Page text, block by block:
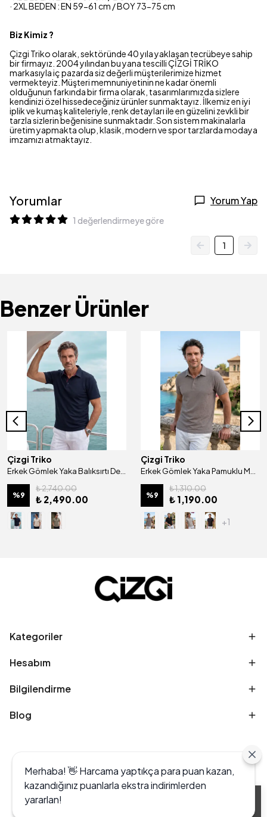
· 2XL BEDEN : EN 59-61 cm / BOY 73-75 cm
Biz Kimiz ?
Çizgi Triko olarak, sektöründe 40 yıla yaklaşan tecrübeye sahip
bir firmayız. 2004 yılından bu yana tescilli ÇİZGİ TRİKO
markasıyla iç pazarda siz değerli müşterilerimize hizmet
vermekteyiz. Müşteri memnuniyetinin ne kadar önemli
olduğunun farkında bir firma olarak, tasarımlarımızda sizlere
kendinizi özel hissedeceğiniz ürünler sunmaktayız. İlkemiz en iyi
iplik ve kumaş kaliteleriyle, renk detayları ile en güzelini zevkli bir
tarzla sizlerin beğenisine sunmaktadır. Son sistem makinalarla
üretim yapmakta olup, klasik, modern ve spor tarzlarda modaya
imzamızı atmaktayız.
Yorumlar Yorum Yap
1 değerlendirmeye göre
1
Benzer Ürünler
Çizgi Triko
Erkek Gömlek Yaka Balıksırtı Desenli Mısır Pamuğu Merserize Kagi Tişört Klasik Kalıp - 5321
%9
₺ 2,740.00
₺ 2,490.00
Çizgi Triko
Erkek Gömlek Yaka Pamuklu Merserize Kendinden Desenli Jakarlı Klasik Kalıp Tişört - 5108
%9
₺ 1,310.00
₺ 1,190.00
+1
Kategoriler
Hesabım
Bilgilendirme
Blog
Merhaba! 👋 Harcama yaptıkça para puan kazan,
kazandığınız puanlarla ekstra indirimlerden
yararlan!